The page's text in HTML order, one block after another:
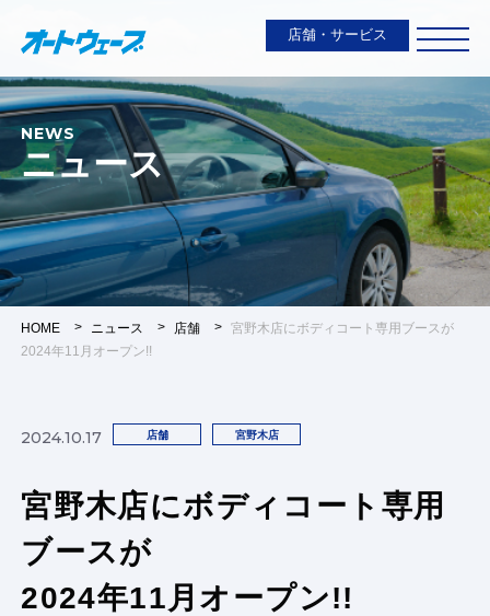
店舗・サービス
NEWS
ニュース
HOME ニュース 店舗
宮野木店にボディコート専用ブースが
2024年11月オープン!!
2024.10.17 店舗 宮野木店
宮野木店にボディコート専用
ブースが
2024年11月オープン!!